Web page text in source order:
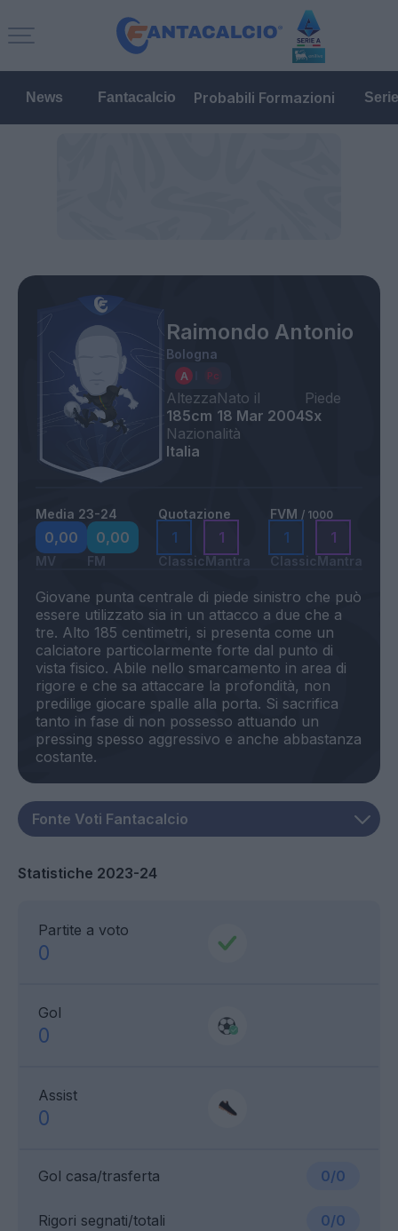
News Fantacalcio Probabili Formazioni
Raimondo Antonio
Bologna
Altezza
185cm
Nato il
18 Mar 2004
Piede
Sx
Nazionalità
Italia
Media 23-24
0,00
MV
0,00
FM
Quotazione
1
Classic
1
Mantra
FVM / 1000
1
Classic
1
Mantra
Giovane punta centrale di piede sinistro che può
essere utilizzato sia in un attacco a due che a
tre. Alto 185 centimetri, si presenta come un
calciatore particolarmente forte dal punto di
vista fisico. Abile nello smarcamento in area di
rigore e che sa attaccare la profondità, non
predilige giocare spalle alla porta. Si sacrifica
tanto in fase di non possesso attuando un
pressing spesso aggressivo e anche abbastanza
Statistiche 2023-24
Partite a voto
0
Gol
0
Assist
0
Gol casa/trasferta 0/0
Rigori segnati/totali 0/0